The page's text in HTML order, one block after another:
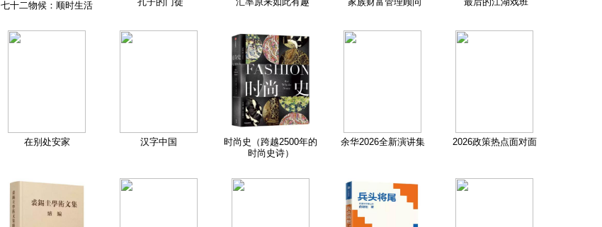
七十二物候：顺时生活
在别处安家 汉字中国
时尚史（跨越2500年的
时尚史诗）
余华2026全新演讲集 2026政策热点面对面